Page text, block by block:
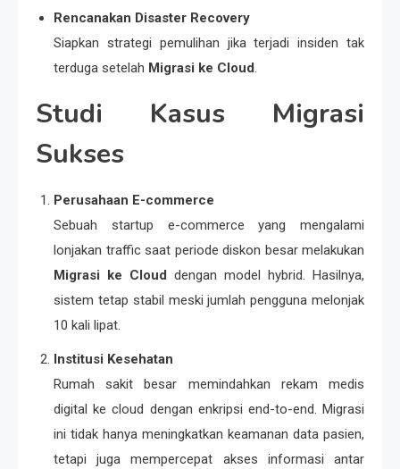
Rencanakan Disaster Recovery
Siapkan strategi pemulihan jika terjadi insiden tak
terduga setelah Migrasi ke Cloud.
Studi Kasus Migrasi
Sukses
Perusahaan E-commerce
Sebuah startup e-commerce yang mengalami
lonjakan traffic saat periode diskon besar melakukan
Migrasi ke Cloud dengan model hybrid. Hasilnya,
sistem tetap stabil meski jumlah pengguna melonjak
10 kali lipat.
Institusi Kesehatan
Rumah sakit besar memindahkan rekam medis
digital ke cloud dengan enkripsi end-to-end. Migrasi
ini tidak hanya meningkatkan keamanan data pasien,
tetapi juga mempercepat akses informasi antar